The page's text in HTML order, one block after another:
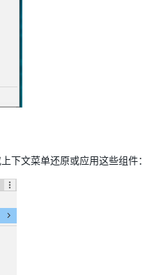
下文菜单还原或应用这些组件：